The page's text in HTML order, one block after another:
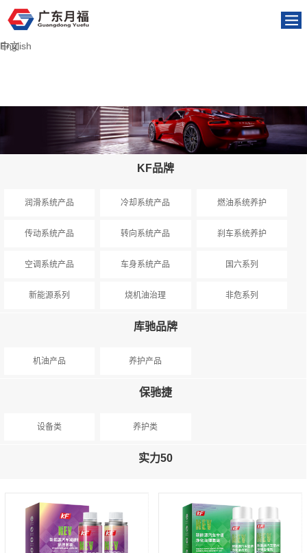
English
中文
KF品牌
润滑系统产品 冷却系统产品 燃油系统养护
传动系统产品 转向系统产品 刹车系统养护
空调系统产品 车身系统产品 国六系列
新能源系列 烧机油治理 非危系列
库驰品牌
机油产品 养护产品
保驰捷
设备类 养护类
实力50